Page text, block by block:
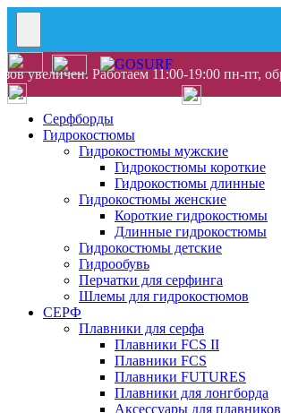
увеличен. Работаем 11:00-19:00 пн-пт,
Серфборды
Гидрокостюмы
Гидрокостюмы мужские
Гидрокостюмы короткие
Гидрокостюмы длинные
Гидрокостюмы женские
Короткие гидрокостюмы
Длинные гидрокостюмы
Гидрокостюмы детские
Гидрообувь
Перчатки для серфинга
Шлемы для гидрокостюмов
СЕРФ
Плавники для серфа
Плавники FCS II
Плавники FCS
Плавники FUTURES
Плавники для лонгборда
Аксессуары для плавников